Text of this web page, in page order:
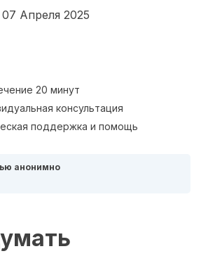
Апреля 2025
20 минут
консультация
поддержка и помощь
анонимно